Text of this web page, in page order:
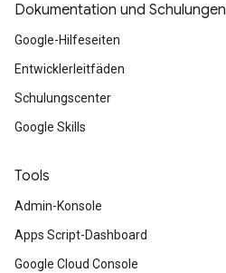
Dokumentation und Schulungen
Google-Hilfeseiten
Entwicklerleitfäden
Schulungscenter
Google Skills
Tools
Admin-Konsole
Apps Script-Dashboard
Google Cloud Console